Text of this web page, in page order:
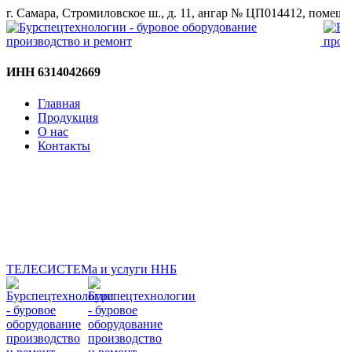
г. Самара, Стромиловское ш., д. 11, ангар № ЦП014412,
ИНН 6314042669
Главная
Продукция
О нас
Контакты
ТЕЛЕСИСТЕМа и услуги ННБ